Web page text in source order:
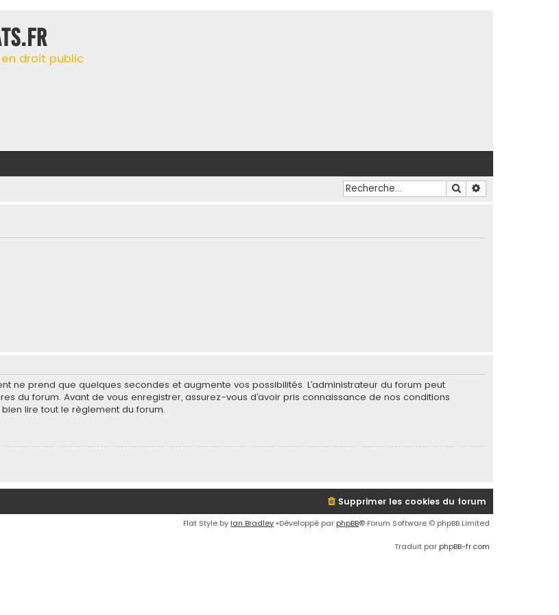
droit public
Rechercher
ne prend que quelques secondes et augmente vos possibilités. L’administrateur du forum peut
du forum. Avant de vous enregistrer, assurez-vous d’avoir pris connaissance de nos conditions
lire tout le règlement du forum.
Supprimer les cookies du forum
Flat Style by Ian Bradley •Développé par phpBB® Forum Software © phpBB Limited
Traduit par phpBB-fr.com